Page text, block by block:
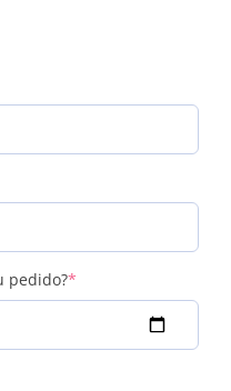
pedido?*(required)